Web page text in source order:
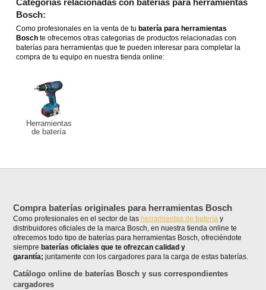
Categorías relacionadas con baterías para herramientas
Bosch:
Como profesionales en la venta de tu batería para herramientas
Bosch te ofrecemos otras categorias de productos relacionadas con
baterías para herramientas que te pueden interesar para completar la
compra de tu equipo en nuestra tienda online:
Herramientas
de batería
Compra baterías originales para herramientas Bosch
Como profesionales en el sector de las herramientas de batería y
distribuidores oficiales de la marca Bosch, en nuestra tienda online te
ofrecemos todo tipo de baterías para herramientas Bosch, ofreciéndote
siempre baterías oficiales que te ofrezcan calidad y
garantía;juntamente con los cargadores para la carga de estas baterías.
Catálogo online de baterías Bosch y sus correspondientes
cargadores